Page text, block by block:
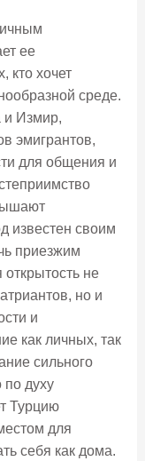
ее
кто хочет
среде.
и Измир,
эмигрантов,
для общения и
известен своим
приезжим
открытость не
но и
и
как личных, так
сильного
по духу
Турцию
для
себя как дома.